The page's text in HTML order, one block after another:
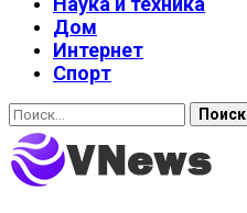
Дом
Интернет
Спорт
Найти: